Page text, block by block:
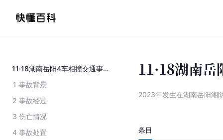
11·18湖南岳阳4车相撞交通事故
1 事故背景
2 事故经过
3 伤亡情况
4 事故处置
11·18湖南
2023年发生在湖南岳阳湘
条目